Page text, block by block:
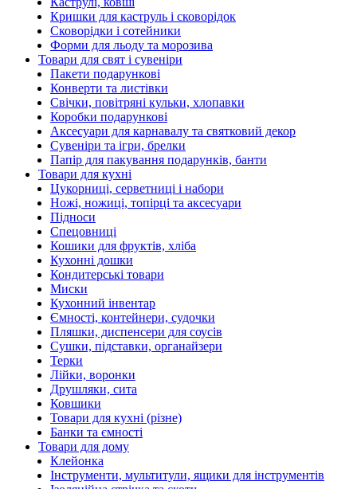
Кришки для каструль і сковорідок
Сковорідки і сотейники
Форми для льоду та морозива
Товари для свят і сувеніри
Пакети подарункові
Конверти та листівки
Свічки, повітряні кульки, хлопавки
Коробки подарункові
Аксесуари для карнавалу та святковий декор
Сувеніри та ігри, брелки
Папір для пакування подарунків, банти
Товари для кухні
Цукорниці, серветниці і набори
Ножі, ножиці, топірці та аксесуари
Підноси
Спецовниці
Кошики для фруктів, хліба
Кухонні дошки
Кондитерські товари
Миски
Кухонний інвентар
Ємності, контейнери, судочки
Пляшки, диспенсери для соусів
Сушки, підставки, органайзери
Терки
Лійки, воронки
Друшляки, сита
Ковшики
Товари для кухні (різне)
Банки та ємності
Товари для дому
Клейонка
Інструменти, мультитули, ящики для інструментів